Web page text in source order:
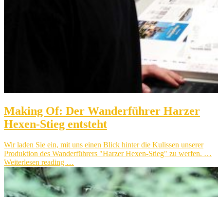
Making Of: Der Wanderführer Harzer
Hexen-Stieg entsteht
Wir laden Sie ein, mit uns einen Blick hinter die Kulissen unserer
Produktion des Wanderführers "Harzer Hexen-Stieg" zu werfen. …
Weiterlesen reading …